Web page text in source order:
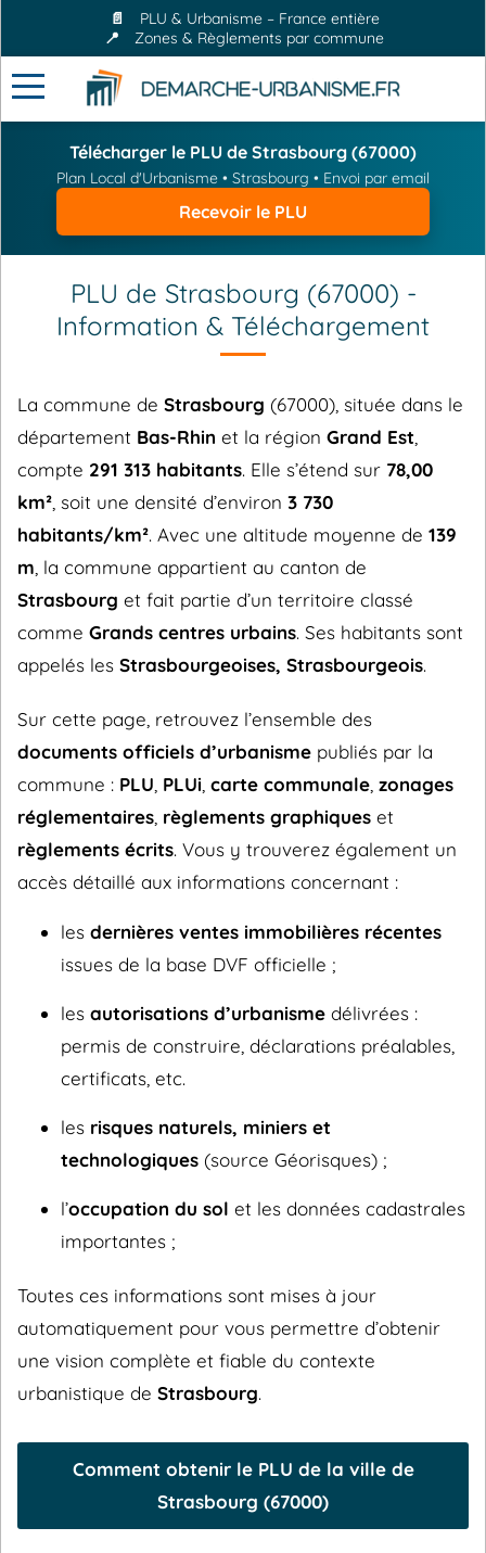
📄
PLU & Urbanisme – France entière
📍
Zones & Règlements par commune
Télécharger le PLU de Strasbourg (67000)
Plan Local d'Urbanisme • Strasbourg • Envoi par email
Recevoir le PLU
PLU de Strasbourg (67000) -
Information & Téléchargement
La commune de Strasbourg (67000), située dans le
département Bas-Rhin et la région Grand Est
compte 291 313 habitants. Elle s’étend sur 78,00
km² , soit une densité d’environ 3 730
habitants/km². Avec une altitude moyenne de 139
m , la commune appartient au canton de
Strasbourg et fait partie d’un territoire classé
comme Grands centres urbains. Ses habitants sont
appelés les Strasbourgeoises, Strasbourgeois.
Sur cette page, retrouvez l’ensemble des
documents officiels d’urbanisme publiés par la
commune : PLU PLUi carte communale zonages
réglementaires règlements graphiques et
règlements écrits. Vous y trouverez également un
accès détaillé aux informations concernant :
les dernières ventes immobilières récentes
issues de la base DVF officielle ;
les autorisations d’urbanisme délivrées :
permis de construire, déclarations préalables,
certificats, etc.
les risques naturels, miniers et
technologiques (source Géorisques) ;
l’occupation du sol et les données cadastrales
importantes ;
Toutes ces informations sont mises à jour
automatiquement pour vous permettre d’obtenir
une vision complète et fiable du contexte
urbanistique de Strasbourg.
Comment obtenir le PLU de la ville de
Strasbourg (67000)